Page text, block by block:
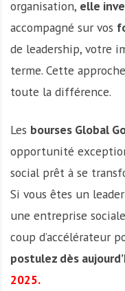
organisation, elle
accompagné sur vos
de leadership, votre
terme. Cette
toute la différence.
Les bourses Global
opportunité
social prêt à se
Si vous êtes un
une entreprise
coup d’accélérateur
postulez dès
2025.